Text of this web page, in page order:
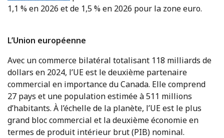
1,1 % en 2026 et de 1,5 % en 2026 pour la zone euro.
L’Union européenne
Avec un commerce bilatéral totalisant 118 milliards de
dollars en 2024, l’UE est le deuxième partenaire
commercial en importance du Canada. Elle comprend
27 pays et une population estimée à 511 millions
d’habitants. À l’échelle de la planète, l’UE est le plus
grand bloc commercial et la deuxième économie en
termes de produit intérieur brut (PIB) nominal.